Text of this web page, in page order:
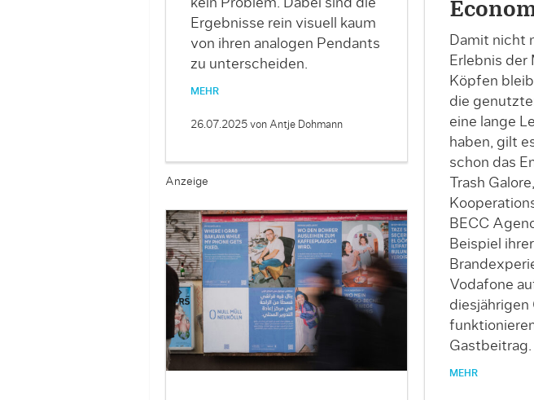
Ergebnisse rein visuell kaum
von ihren analogen Pendants
zu unterscheiden.
MEHR
26.07.2025 von Antje Dohmann
Anzeige
Damit nicht
Erlebnis der
Köpfen
die
eine lange
haben, gilt
schon das
Trash
BECC
Beispiel
Vodafone
diesjährigen
Gastbeitrag.
MEHR